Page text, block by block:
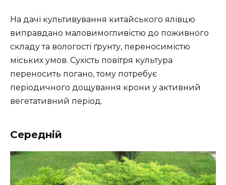
На дачі культивування китайського ялівцю
виправдано маловимогливістю до поживного
складу та вологості ґрунту, переносимістю
міських умов. Сухість повітря культура
переносить погано, тому потребує
періодичного дощування крони у активний
вегетативний період.
Середній